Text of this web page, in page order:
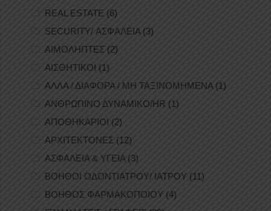
REAL ESTATE (6)
SECURITY/ ΑΣΦΑΛΕΙΑ(3)
ΑΙΜΟΛΗΠΤΕΣ (2)
ΑΙΣΘΗΤΙΚΟΙ (1)
ΑΛΛΑ / ΔΙΑΦΟΡΑ / ΜΗ ΤΑΞΙΝΟΜΗΜΕΝΑ(1)
ΑΝΘΡΩΠΙΝΟ ΔΥΝΑΜΙΚΟ/HR (1)
ΑΠΟΘΗΚΑΡΙΟΙ (2)
ΑΡΧΙΤΕΚΤΟΝΕΣ (12)
ΑΣΦΑΛΕΙΑ & ΥΓΕΙΑ (3)
ΒΟΗΘΟΙ ΟΔΟΝΤΙΑΤΡΟΥ/ ΙΑΤΡΟΥ (11)
ΒΟΗΘΟΣ ΦΑΡΜΑΚΟΠΟΙΟΥ (4)